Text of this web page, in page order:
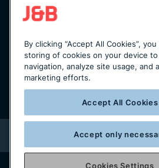
Våra medarbetare
Jobba hos oss
Integritetspolicy
Uppförandekod
Leverantörskod
Katalogmaterial
By clicking “Accept All Cookies”,
storing of cookies on your device
navigation, analyze site usage, and
marketing efforts.
Accept All Cookies
Accept only
Cookies Settings